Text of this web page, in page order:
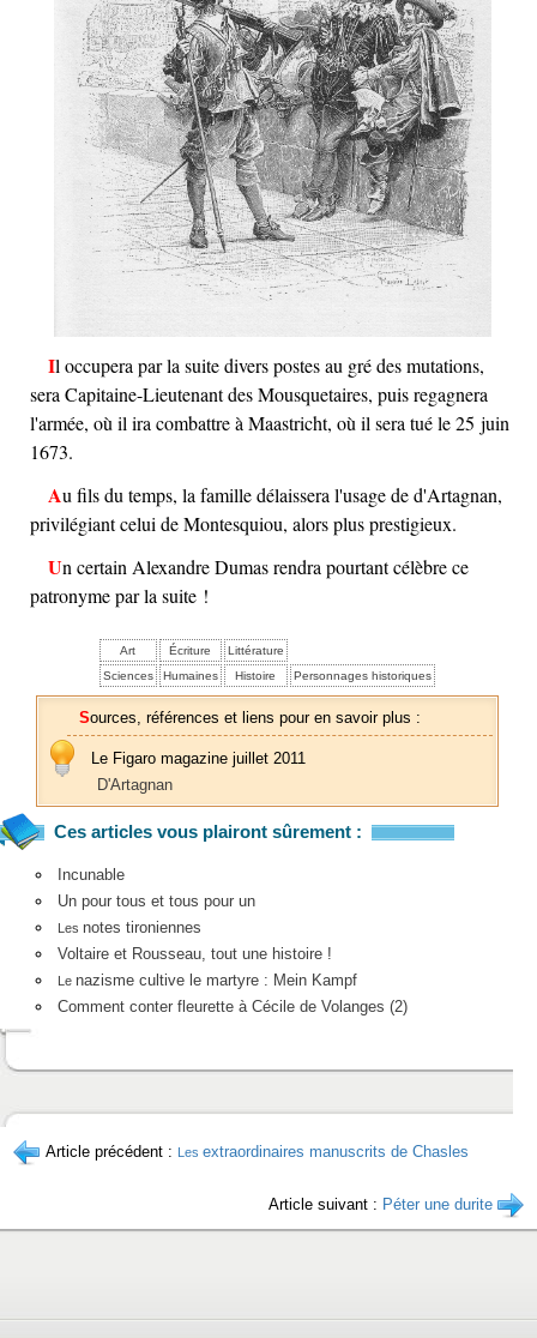
Il occupera par la suite divers postes au gré des mutations,
sera Capitaine-Lieutenant des Mousquetaires, puis regagnera
l'armée, où il ira combattre à Maastricht, où il sera tué le 25 juin
1673.
Au fils du temps, la famille délaissera l'usage de d'Artagnan,
privilégiant celui de Montesquiou, alors plus prestigieux.
Un certain Alexandre Dumas rendra pourtant célèbre ce
patronyme par la suite !
Art Écriture
Littérature
Sciences
Humaines Histoire Personnages historiques
Sources, références et liens pour en savoir plus :
Le Figaro magazine juillet 2011
D'Artagnan
Ces articles vous plairont sûrement :
Incunable
Un pour tous et tous pour un
Les notes tironiennes
Voltaire et Rousseau, tout une histoire !
Le nazisme cultive le martyre : Mein Kampf
Comment conter fleurette à Cécile de Volanges (2)
Article précédent : Les extraordinaires manuscrits de Chasles
Article suivant : Péter une durite